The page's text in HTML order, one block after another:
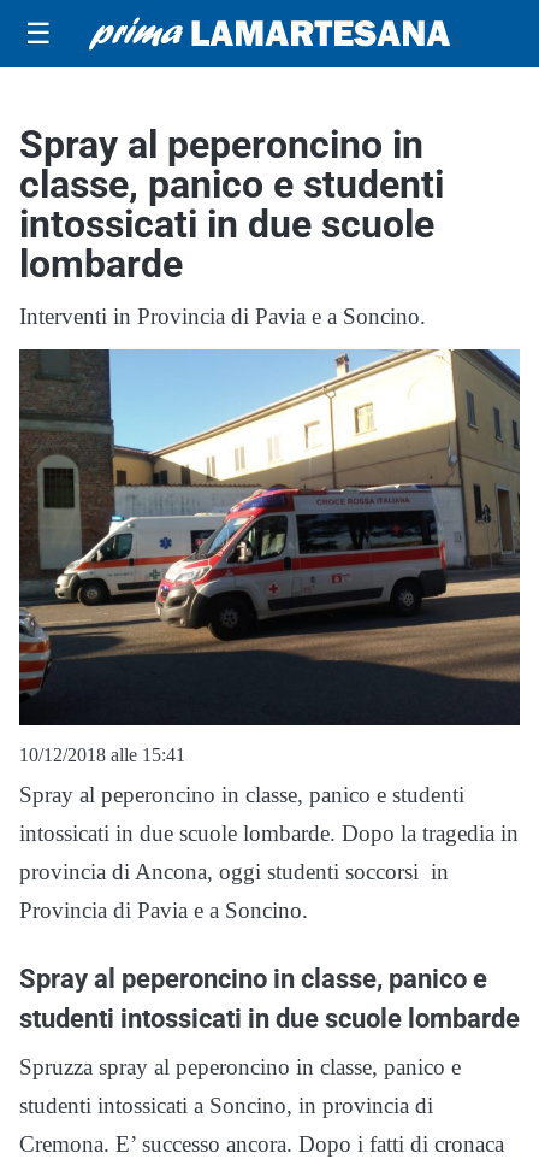
☰
Spray al peperoncino in
classe, panico e studenti
intossicati in due scuole
lombarde
Interventi in Provincia di Pavia e a Soncino.
10/12/2018 alle 15:41
Spray al peperoncino in classe, panico e studenti
intossicati in due scuole lombarde. Dopo la tragedia in
provincia di Ancona, oggi studenti soccorsi in
Provincia di Pavia e a Soncino.
Spray al peperoncino in classe, panico e
studenti intossicati in due scuole lombarde
Spruzza spray al peperoncino in classe, panico e
studenti intossicati a Soncino, in provincia di
Cremona. E’ successo ancora. Dopo i fatti di cronaca